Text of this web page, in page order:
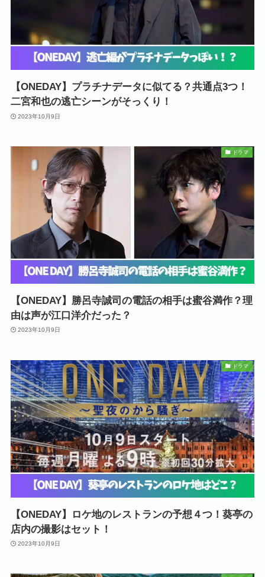
【ONEDAY】プラチナデータに似てる？共通点3つ！
二宮和也の逃亡シーンがそっくり！
2023年10月9日
ドラマ
【ONEDAY】勝呂寺誠司の電話の相手は蜜谷満作？理
由は声が江口洋介だった？
2023年10月9日
ドラマ
【ONEDAY】ロケ地のレストランの予想４つ！葵亭の
店内の撮影はセット！
2023年10月9日